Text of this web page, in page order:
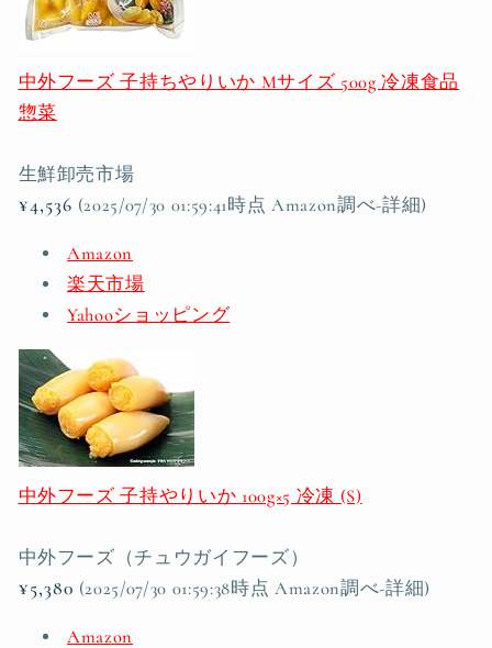
中外フーズ 子持ちやりいか Mサイズ 500g 冷凍食品
惣菜
生鮮卸売市場
¥4,536 (2025/07/30 01:59:41時点 Amazon調べ-詳細)
Amazon
楽天市場
Yahooショッピング
中外フーズ 子持やりいか 100g×5 冷凍 (S)
中外フーズ（チュウガイフーズ）
¥5,380 (2025/07/30 01:59:38時点 Amazon調べ-詳細)
Amazon